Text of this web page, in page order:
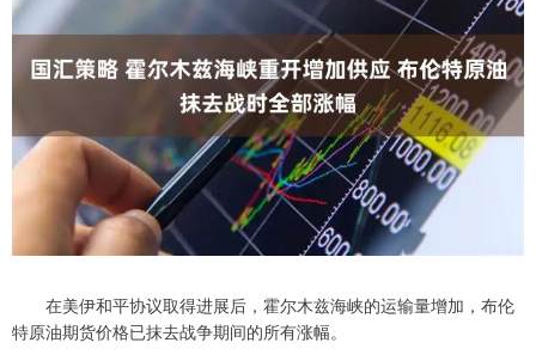
在美伊和平协议取得进展后，霍尔木兹海峡的运输量增加，布伦
特原油期货价格已抹去战争期间的所有涨幅。